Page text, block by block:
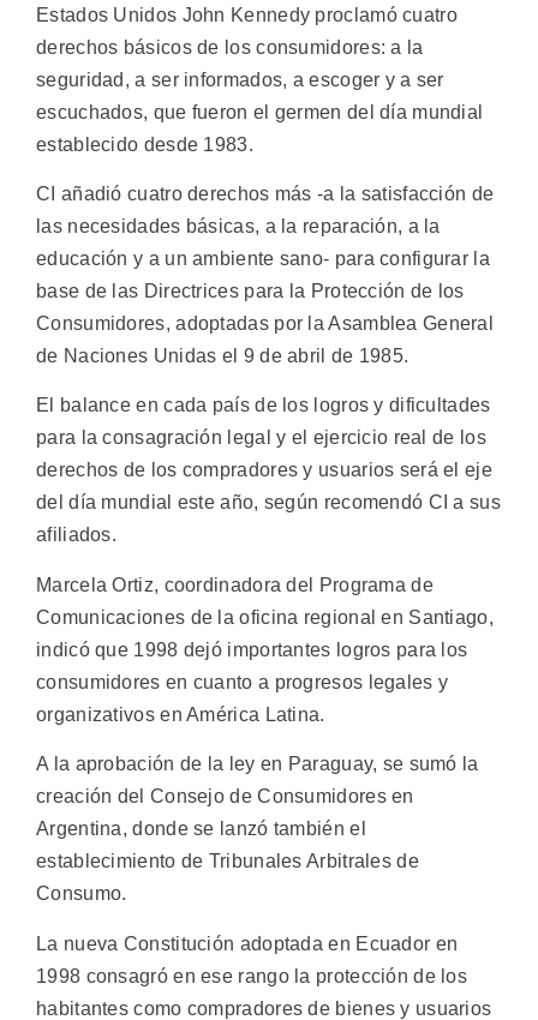
Estados Unidos John Kennedy proclamó cuatro
derechos básicos de los consumidores: a la
seguridad, a ser informados, a escoger y a ser
escuchados, que fueron el germen del día mundial
establecido desde 1983.
CI añadió cuatro derechos más -a la satisfacción de
las necesidades básicas, a la reparación, a la
educación y a un ambiente sano- para configurar la
base de las Directrices para la Protección de los
Consumidores, adoptadas por la Asamblea General
de Naciones Unidas el 9 de abril de 1985.
El balance en cada país de los logros y dificultades
para la consagración legal y el ejercicio real de los
derechos de los compradores y usuarios será el eje
del día mundial este año, según recomendó CI a sus
afiliados.
Marcela Ortiz, coordinadora del Programa de
Comunicaciones de la oficina regional en Santiago,
indicó que 1998 dejó importantes logros para los
consumidores en cuanto a progresos legales y
organizativos en América Latina.
A la aprobación de la ley en Paraguay, se sumó la
creación del Consejo de Consumidores en
Argentina, donde se lanzó también el
establecimiento de Tribunales Arbitrales de
Consumo.
La nueva Constitución adoptada en Ecuador en
1998 consagró en ese rango la protección de los
habitantes como compradores de bienes y usuarios